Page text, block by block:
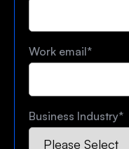
Work email*
Business Industry*